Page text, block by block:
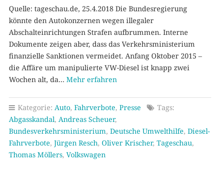
Quelle: tageschau.de, 25.4.2018 Die Bundesregierung
könnte den Autokonzernen wegen illegaler
Abschalteinrichtungen Strafen aufbrummen. Interne
Dokumente zeigen aber, dass das Verkehrsministerium
finanzielle Sanktionen vermeidet. Anfang Oktober 2015 –
die Affäre um manipulierte VW-Diesel ist knapp zwei
Wochen alt, da… Mehr erfahren
Kategorie: Auto, Fahrverbote, Presse
Tags:
Abgasskandal, Andreas Scheuer,
Bundesverkehrsministerium, Deutsche Umwelthilfe, Diesel-
Fahrverbote, Jürgen Resch, Oliver Krischer, Tageschau,
Thomas Möllers, Volkswagen